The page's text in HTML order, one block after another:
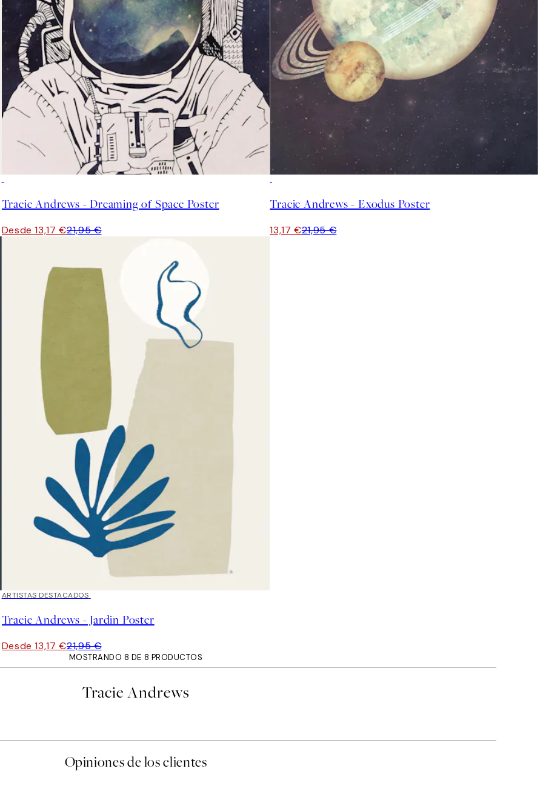
Tracie Andrews - Dreaming of Space Poster
Desde 13,17 €21,95 €
Tracie Andrews - Exodus Poster
13,17 €21,95 €
40%*
ARTISTAS DESTACADOS
Tracie Andrews - Jardin Poster
Desde 13,17 €21,95 €
MOSTRANDO 8 DE 8 PRODUCTOS
Tracie Andrews
Opiniones de los clientes